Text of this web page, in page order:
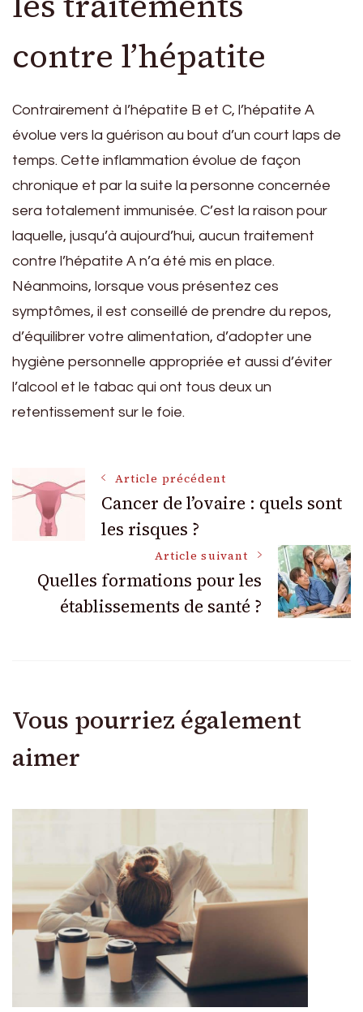
contre l’hépatite
Contrairement à l’hépatite B et C, l’hépatite A
évolue vers la guérison au bout d’un court laps de
temps. Cette inflammation évolue de façon
chronique et par la suite la personne concernée
sera totalement immunisée. C’est la raison pour
laquelle, jusqu’à aujourd’hui, aucun traitement
contre l’hépatite A n’a été mis en place.
Néanmoins, lorsque vous présentez ces
symptômes, il est conseillé de prendre du repos,
d’équilibrer votre alimentation, d’adopter une
hygiène personnelle appropriée et aussi d’éviter
l’alcool et le tabac qui ont tous deux un
retentissement sur le foie.
Navigation
des
articles
Article précédent
Cancer de l’ovaire : quels sont
les risques ?
Article suivant
Quelles formations pour les
établissements de santé ?
Vous pourriez également
aimer